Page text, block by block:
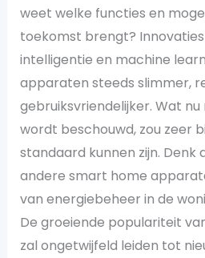
weet welke functies en
toekomst brengt?
intelligentie en machine
apparaten steeds slimmer,
gebruiksvriendelijker. Wat
wordt beschouwd, zou zeer
standaard kunnen zijn.
andere smart home
van energiebeheer in de
De groeiende populariteit
zal ongetwijfeld leiden tot